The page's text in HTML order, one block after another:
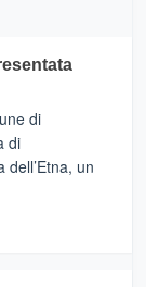
di
di
un